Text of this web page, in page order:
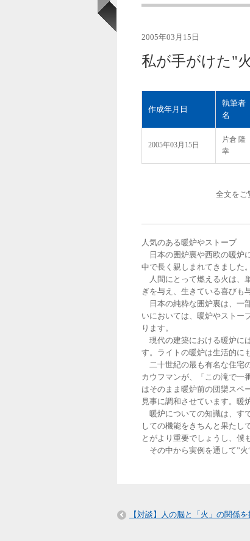
2005年03月15日
私が手がけた"
作成年月日
執筆者
名
2005年03月15日
片倉 隆
幸
全文をご
人気のある暖炉やストーブ
日本の囲炉裏や西欧の暖炉
中で長く親しまれてきました。
人間にとって燃える火は、
ぎを与え、生きている喜びも
日本の純粋な囲炉裏は、一
いにおいては、暖炉やストー
ります。
現代の建築における暖炉に
す。ライトの暖炉は生活的に
二十世紀の最も有名な住宅
カウフマンが、「この滝で一
はそのまま暖炉前の団欒スペ
見事に調和させています。暖
暖炉についての知識は、す
しての機能をきちんと果たし
とがより重要でしょうし、僕
その中から実例を通して”火
【対談】人の脳と「火」の関係